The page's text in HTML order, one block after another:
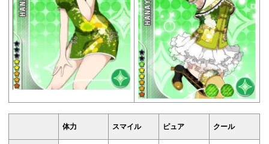
体力 スマイル ピュア クール